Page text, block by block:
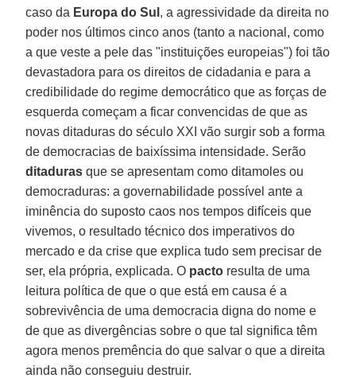
caso da Europa do Sul , a agressividade da direita no
poder nos últimos cinco anos (tanto a nacional, como
a que veste a pele das "instituições europeias") foi tão
devastadora para os direitos de cidadania e para a
credibilidade do regime democrático que as forças de
esquerda começam a ficar convencidas de que as
novas ditaduras do século XXI vão surgir sob a forma
de democracias de baixíssima intensidade. Serão
ditaduras que se apresentam como ditamoles ou
democraduras: a governabilidade possível ante a
iminência do suposto caos nos tempos difíceis que
vivemos, o resultado técnico dos imperativos do
mercado e da crise que explica tudo sem precisar de
ser, ela própria, explicada. O pacto resulta de uma
leitura política de que o que está em causa é a
sobrevivência de uma democracia digna do nome e
de que as divergências sobre o que tal significa têm
agora menos premência do que salvar o que a direita
ainda não conseguiu destruir.